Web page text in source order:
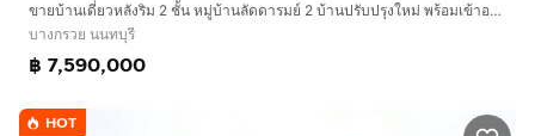
ขายบ้านเดี่ยวหลังริม 2 ชั้น หมู่บ้านลัดดารมย์ 2 บ้านปรับปรุงใหม่ พร้อมเข้าอยู่ ใกล้ราชพฤกษ์-กาญจนาภิเษก
บางกรวย นนทบุรี
฿ 7,590,000
HOT